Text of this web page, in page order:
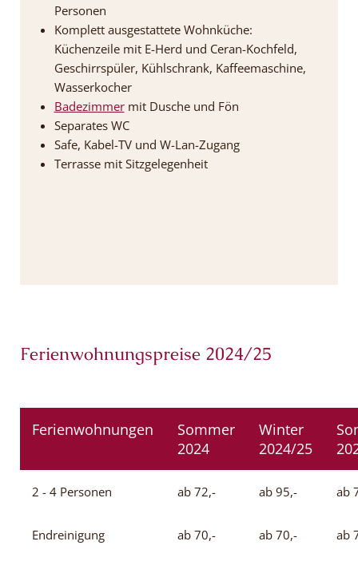
Personen
Komplett ausgestattete Wohnküche:
Küchenzeile mit E-Herd und Ceran-Kochfeld,
Geschirrspüler, Kühlschrank, Kaffeemaschine,
Wasserkocher
Badezimmermit Dusche und Fön
Separates WC
Safe, Kabel-TV und W-Lan-Zugang
Terrasse mit Sitzgelegenheit
Ferienwohnungspreise 2024/25
Ferienwohnungen
Sommer
2024
Winter
2024/25
2 - 4 Personen ab 72,- ab 95,- ab
Endreinigung ab 70,- ab 70,- ab